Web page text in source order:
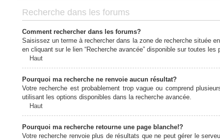
Recherche dans les forums
Comment rechercher dans les forums?
Saisissez un terme à rechercher dans la zone de recherche située
en cliquant sur le lien “Recherche avancée” disponible sur toutes
Haut
Pourquoi ma recherche ne renvoie aucun résultat?
Votre recherche est probablement trop vague ou comprend
utilisant les options disponibles dans la recherche avancée.
Haut
Pourquoi ma recherche retourne une page blanche!?
Votre recherche renvoie plus de résultats que ne peut gérer le